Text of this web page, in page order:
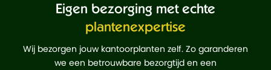
Eigen bezorging met echte
plantenexpertise
Wij bezorgen jouw kantoorplanten zelf. Zo garanderen
we een betrouwbare bezorgtijd en een